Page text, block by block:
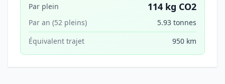
Par plein 114 kg CO2
Par an (52 pleins)
5.93 tonnes
Équivalent trajet
950 km